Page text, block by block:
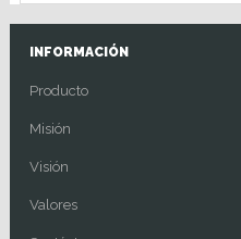
INFORMACIÓN
Producto
Misión
Visión
Valores